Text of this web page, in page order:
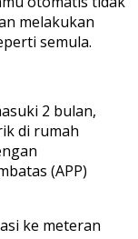
melakukan
semula.
2 bulan,
di rumah
(APP)
ke meteran